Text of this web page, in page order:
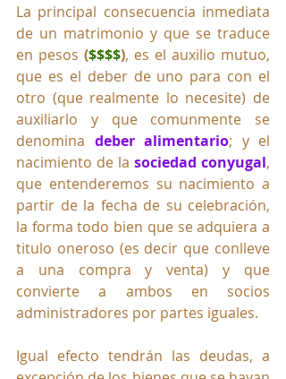
La principal consecuencia inmediata
de un matrimonio y que se traduce
en pesos ($$$$), es el auxilio mutuo,
que es el deber de uno para con el
otro (que realmente lo necesite) de
auxiliarlo y que comunmente se
denomina deber alimentario; y el
nacimiento de la sociedad conyugal,
que entenderemos su nacimiento a
partir de la fecha de su celebración,
la forma todo bien que se adquiera a
titulo oneroso (es decir que conlleve
a una compra y venta) y que
convierte a ambos en socios
administradores por partes iguales.
Igual efecto tendrán las deudas, a